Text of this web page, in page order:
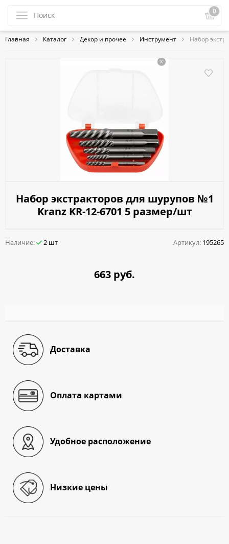
0
Главная Каталог Декор и прочее Инструмент Набор
Набор экстракторов для шурупов №1
Kranz KR-12-6701 5 размер/шт
Наличие: 2 шт Артикул: 195265
663 руб.
Доставка
Оплата картами
Удобное расположение
Низкие цены